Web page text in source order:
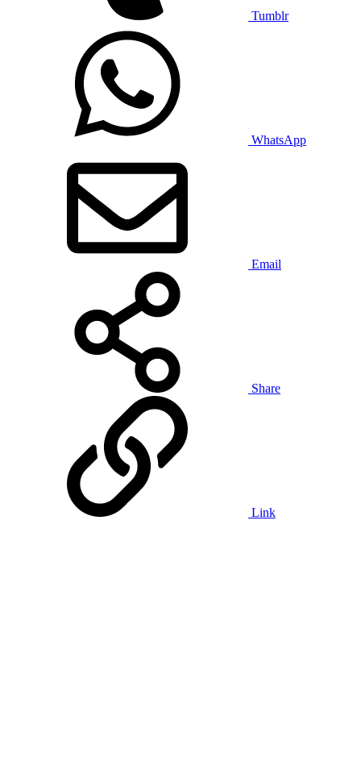
Tumblr
WhatsApp
Email
Share
Link